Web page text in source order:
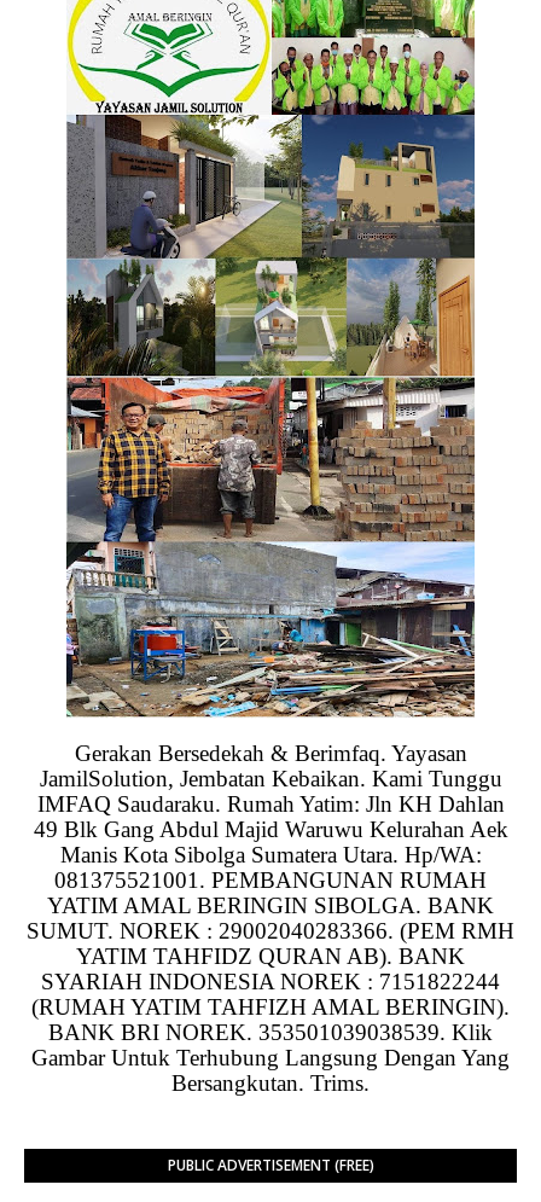
Gerakan Bersedekah & Berimfaq. Yayasan
JamilSolution, Jembatan Kebaikan. Kami Tunggu
IMFAQ Saudaraku. Rumah Yatim: Jln KH Dahlan
49 Blk Gang Abdul Majid Waruwu Kelurahan Aek
Manis Kota Sibolga Sumatera Utara. Hp/WA:
081375521001. PEMBANGUNAN RUMAH
YATIM AMAL BERINGIN SIBOLGA. BANK
SUMUT. NOREK : 29002040283366. (PEM RMH
YATIM TAHFIDZ QURAN AB). BANK
SYARIAH INDONESIA NOREK : 7151822244
(RUMAH YATIM TAHFIZH AMAL BERINGIN).
BANK BRI NOREK. 353501039038539. Klik
Gambar Untuk Terhubung Langsung Dengan Yang
Bersangkutan. Trims.
PUBLIC ADVERTISEMENT (FREE)